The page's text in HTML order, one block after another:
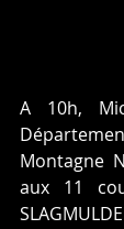
A 10h,
Montagne
aux 11